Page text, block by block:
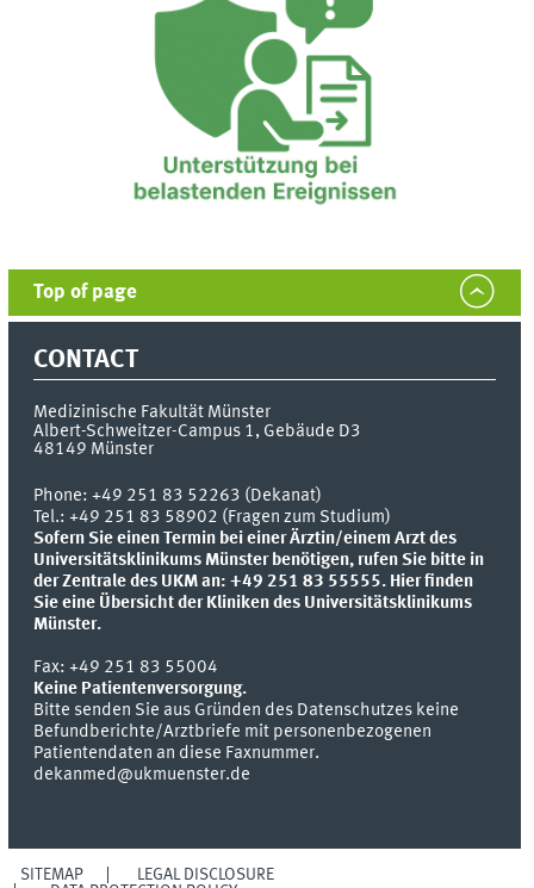
Top of page
CONTACT
Medizinische Fakultät Münster
Albert-Schweitzer-Campus 1, Gebäude D3
48149 Münster
Phone:+49 251 83 52263 (Dekanat)
Tel.: +49 251 83 58902 (Fragen zum Studium)
Sofern Sie einen Termin bei einer Ärztin/einem Arzt des
Universitätsklinikums Münster benötigen, rufen Sie bitte in
der Zentrale des UKM an: +49 251 83 55555. Hier finden
Sie eine Übersicht der Kliniken des Universitätsklinikums
Münster.
Fax:+49 251 83 55004
Keine Patientenversorgung.
Bitte senden Sie aus Gründen des Datenschutzes keine
Befundberichte/Arztbriefe mit personenbezogenen
Patientendaten an diese Faxnummer.
dekanmed@ukmuenster.de
SITEMAP
LEGAL DISCLOSURE